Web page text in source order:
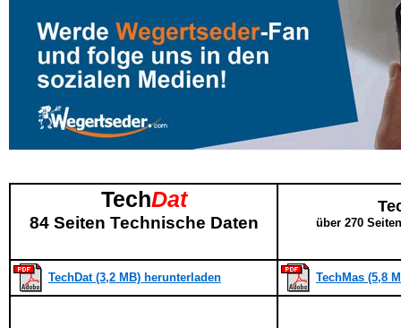
TechDat
84 Seiten Technische Daten über 270
TechDat (3,2 MB) herunterladen TechMas (5,8